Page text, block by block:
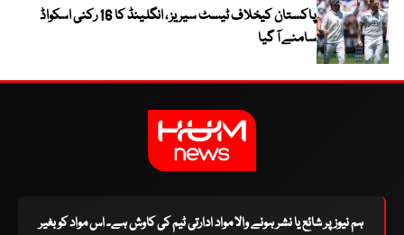
پاکستان کیخلاف ٹیسٹ سیریز ، انگلینڈ کا 16 رکنی اسکواڈ
سامنے آ گیا
ہم نیوز پر شائع یا نشر ہونے والا مواد ادارتی ٹیم کی کاوش ہے۔ اس مواد کو بغیر